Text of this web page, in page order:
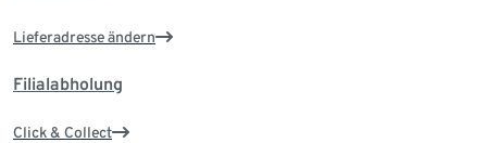
Lieferadresse ändern
Filialabholung
Click & Collect